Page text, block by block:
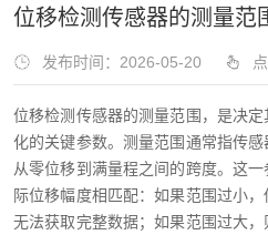
位移检测传感器的测量范
发布时间：2026-05-20
位移检测传感器的测量范围，是决
化的关键参数。测量范围通常指传感
从零位移到满量程之间的跨度。这
际位移幅度相匹配：如果范围过小
无法获取完整数据；如果范围过大